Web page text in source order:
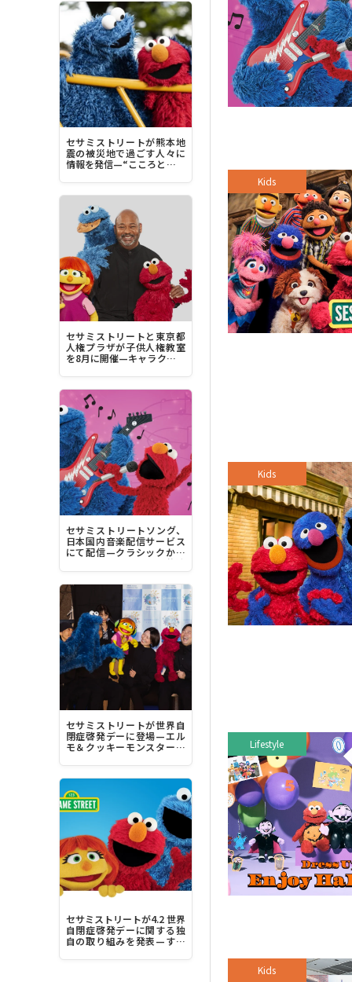
Kids
Kids
Lifestyle
Kids
セサミストリートが熊本地
震の被災地で過ごす人々に
情報を発信—“こころとから
中してみてください”
セサミストリートと東京都
人権プラザが子供人権教室
を8月に開催—キャラクター
リー・ミッチェル来日へ
セサミストリートソング、
日本国内音楽配信サービス
にて配信—クラシックから
豪華アーティストとの共演
曲、最新曲まで1200曲超
セサミストリートが世界自
閉症啓発デーに登場—エル
モ＆クッキーモンスター＆
みんな素晴らしい！”
セサミストリートが4.2 世界
自閉症啓発デーに関する独
自の取り組みを発表—すべ
のある社会を築く力に